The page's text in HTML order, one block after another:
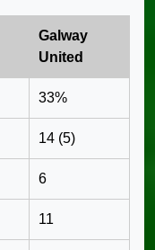
Galway
United
33%
14 (5)
6
11